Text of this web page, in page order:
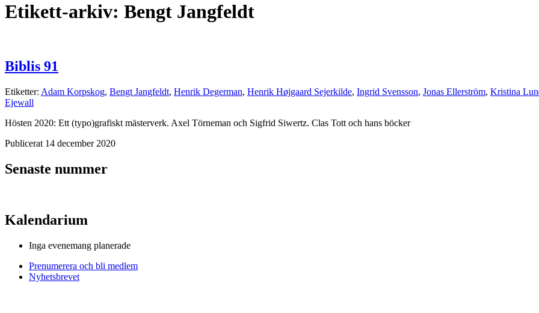
Etikett-arkiv: Bengt Jangfeldt
Biblis 91
Etiketter: Adam Korpskog, Bengt Jangfeldt, Henrik Degerman, Henrik Højgaard Sejerkilde, Ingrid Svensson, Jonas Ellerström, Kristina
Ejewall
Hösten 2020: Ett (typo)grafiskt mästerverk. Axel Törneman och Sigfrid Siwertz. Clas Tott och hans böcker
Publicerat 14 december 2020
Senaste nummer
Kalendarium
Inga evenemang planerade
Prenumerera och bli medlem
Nyhetsbrevet